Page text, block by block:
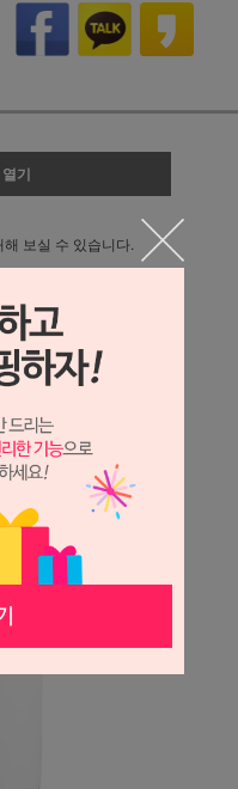
기
보실 수 있습니다.